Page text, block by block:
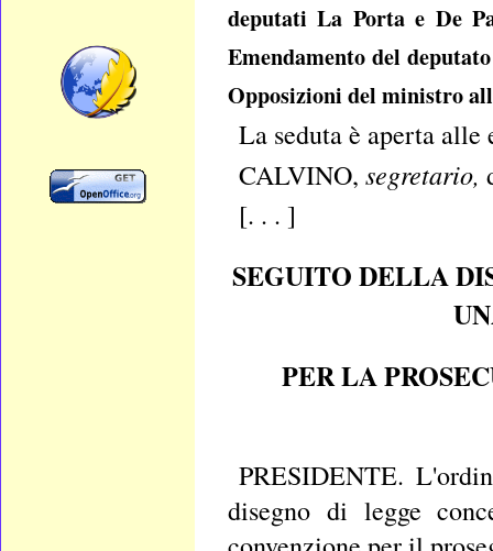
deputati La Porta e De
Emendamento del
Opposizioni del ministro
La seduta è aperta alle
CALVINO, segretario,
[. . . ]
SEGUITO DELLA
PER LA
PRESIDENTE.
disegno di legge